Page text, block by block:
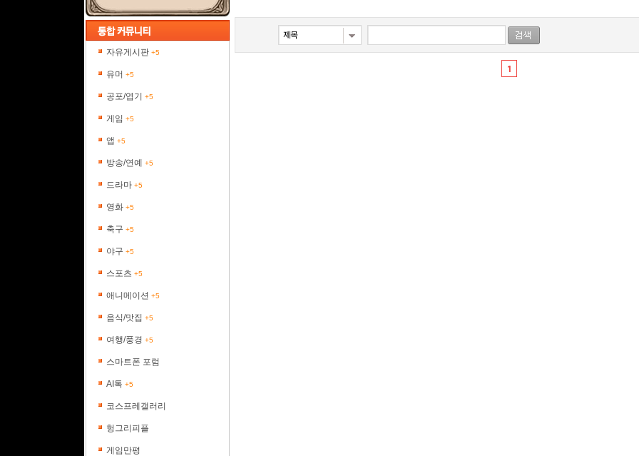
자유게시판 +5
유머 +5
공포/엽기 +5
게임 +5
앱 +5
방송/연예 +5
드라마 +5
영화 +5
축구 +5
야구 +5
스포츠 +5
애니메이션 +5
음식/맛집 +5
여행/풍경 +5
스마트폰 포럼
AI톡 +5
코스프레갤러리
헝그리피플
게임만평
1